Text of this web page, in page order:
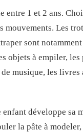
entre 1 et 2 ans.
mouvements. Les
sont
objets à empiler,
musique, les
développe sa
la pâte à